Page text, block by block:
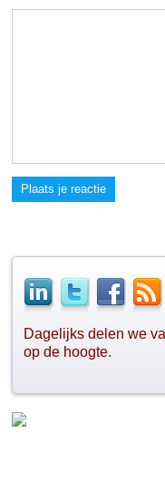
Plaats je reactie
Dagelijks delen we
op de hoogte.